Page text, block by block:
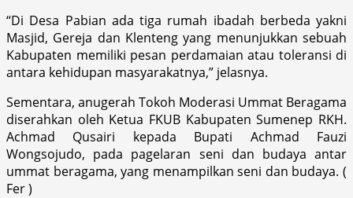
“Di Desa Pabian ada tiga rumah ibadah berbeda yakni
Masjid, Gereja dan Klenteng yang menunjukkan sebuah
Kabupaten memiliki pesan perdamaian atau toleransi di
antara kehidupan masyarakatnya,” jelasnya.
Sementara, anugerah Tokoh Moderasi Ummat Beragama
diserahkan oleh Ketua FKUB Kabupaten Sumenep RKH.
Achmad Qusairi kepada Bupati Achmad Fauzi
Wongsojudo, pada pagelaran seni dan budaya antar
ummat beragama, yang menampilkan seni dan budaya. (
Fer )